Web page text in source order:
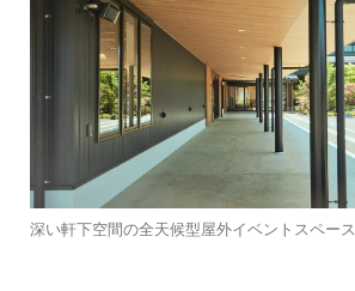
深い軒下空間の全天候型屋外イベントスペース